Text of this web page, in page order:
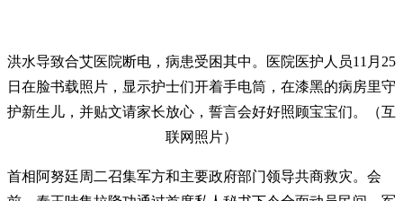
洪水导致合艾医院断电，病患受困其中。医院医护人员11月25
日在脸书载照片，显示护士们开着手电筒，在漆黑的病房里守
护新生儿，并贴文请家长放心，誓言会好好照顾宝宝们。（互
联网照片）
首相阿努廷周二召集军方和主要政府部门领导共商救灾。会